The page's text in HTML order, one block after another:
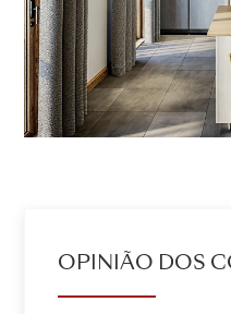
OPINIÃO DOS